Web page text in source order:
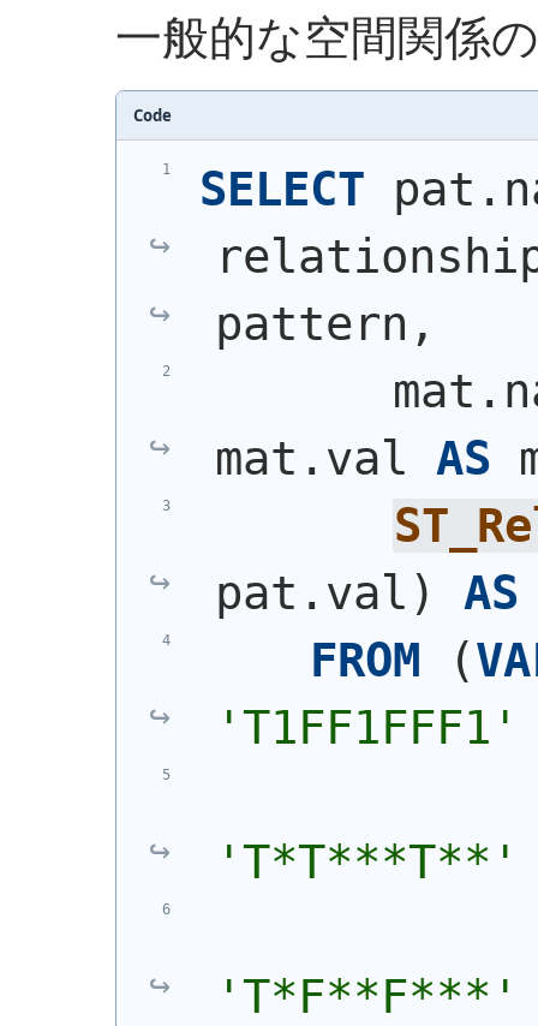
一般的な空間関係
Code
SELECT
pattern,
mat.val AS
pat.val ) AS
FROM
(
'T1FF1FFF1'
'T*T***T**'
'T*F**F***'